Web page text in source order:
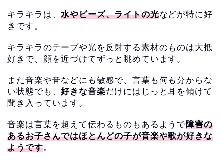
キラキラは、 水やビーズ、ライトの光などが特に好
きです。
キラキラのテープや光を反射する素材のものは大抵
好きで、顔を近づけてずっと眺めています。
また音楽や音などにも敏感で、言葉も何も分からな
い状態でも、 好きな音楽だけにはじっと耳を傾けて
聞き入っています。
音楽は言葉を超えて伝わるものもあるようで障害の
あるお子さんではほとんどの子が音楽や歌が好きな
ようです。